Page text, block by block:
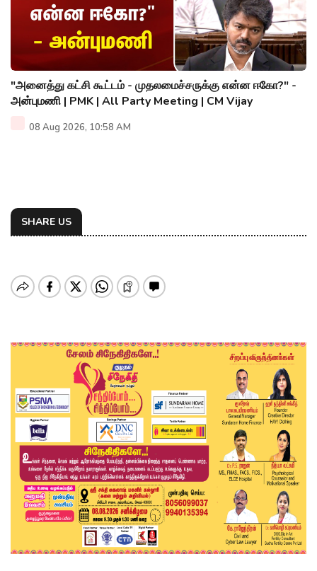
"அனைத்து கட்சி கூட்டம் - முதலமைச்சருக்கு என்ன ஈகோ?" -
அன்புமணி | PMK | All Party Meeting | CM Vijay
08 Aug 2026, 10:58 AM
SHARE US